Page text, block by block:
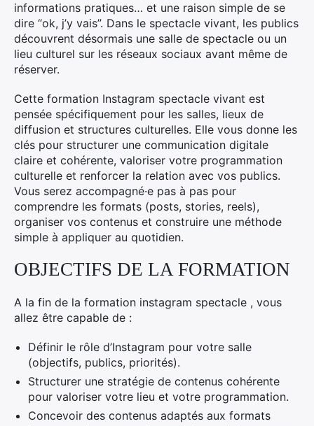
informations pratiques… et une raison simple de se
dire “ok, j’y vais”. Dans le spectacle vivant, les publics
découvrent désormais une salle de spectacle ou un
lieu culturel sur les réseaux sociaux avant même de
réserver.
Cette formation Instagram spectacle vivant est
pensée spécifiquement pour les salles, lieux de
diffusion et structures culturelles. Elle vous donne les
clés pour structurer une communication digitale
claire et cohérente, valoriser votre programmation
culturelle et renforcer la relation avec vos publics.
Vous serez accompagné·e pas à pas pour
comprendre les formats (posts, stories, reels),
organiser vos contenus et construire une méthode
simple à appliquer au quotidien.
OBJECTIFS DE LA FORMATION
A la fin de la formation instagram spectacle , vous
allez être capable de :
Définir le rôle d’Instagram pour votre salle
(objectifs, publics, priorités).
Structurer une stratégie de contenus cohérente
pour valoriser votre lieu et votre programmation.
Concevoir des contenus adaptés aux formats